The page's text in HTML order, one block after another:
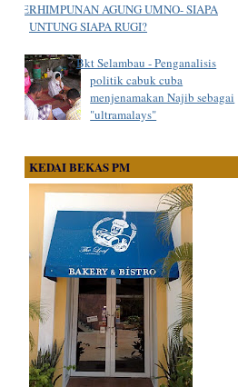
PERHIMPUNAN AGUNG UMNO- SIAPA
UNTUNG SIAPA RUGI?
Bkt Selambau - Penganalisis
politik cabuk cuba
menjenamakan Najib sebagai
"ultramalays"
KEDAI BEKAS PM